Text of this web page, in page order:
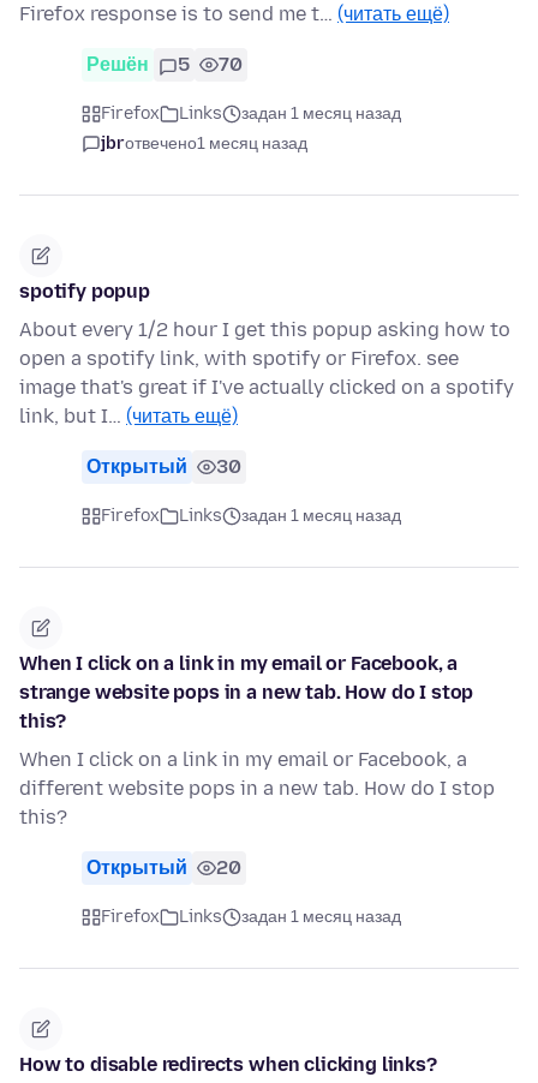
Firefox response is to send me t… (читать ещё)
Решён 5 70
Firefox Links
задан 1 месяц назад
jbrотвечено1 месяц назад
spotify popup
About every 1/2 hour I get this popup asking how to
open a spotify link, with spotify or Firefox. see
image that's great if I've actually clicked on a spotify
link, but I… (читать ещё)
Открытый 30
Firefox Links задан 1 месяц назад
When I click on a link in my email or Facebook, a
strange website pops in a new tab. How do I stop
this?
When I click on a link in my email or Facebook, a
different website pops in a new tab. How do I stop
this?
Открытый 20
Firefox Links задан 1 месяц назад
How to disable redirects when clicking links?